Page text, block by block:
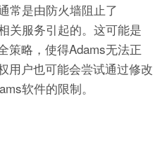
常是由防火墙阻止了
关服务引起的。这可能是
策略，使得Adams无法正
用户也可能会尝试通过修改
软件的限制。